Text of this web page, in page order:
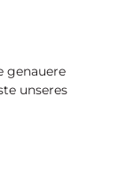
genauere
unseres